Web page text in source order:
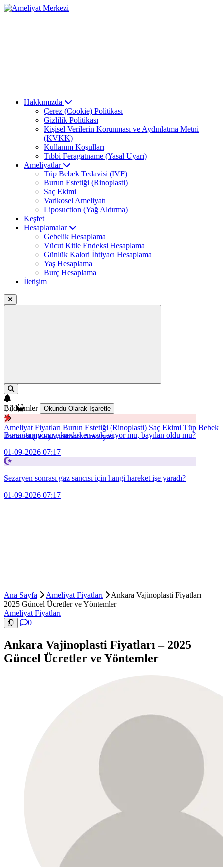
Hakkımızda
Çerez (Cookie) Politikası
Gizlilik Politikası
Kişisel Verilerin Korunması ve Aydınlatma Metni
(KVKK)
Kullanım Koşulları
Tıbbi Feragatname (Yasal Uyarı)
Ameliyatlar
Tüp Bebek Tedavisi (IVF)
Burun Estetiği (Rinoplasti)
Saç Ekimi
Varikosel Ameliyatı
Liposuction (Yağ Aldırma)
Keşfet
Hesaplamalar
Gebelik Hesaplama
Vücut Kitle Endeksi Hesaplama
Günlük Kalori İhtiyacı Hesaplama
Yaş Hesaplama
Burç Hesaplama
İletişim
Bildirimler Okundu Olarak İşaretle
Burun tamponu çıkarılırken çok acıyor mu, bayılan oldu mu?
01-09-2026 07:17
Sezaryen sonrası gaz sancısı için hangi hareket işe yaradı?
01-09-2026 07:17
Ameliyat Fiyatları Burun Estetiği (Rinoplasti) Saç Ekimi Tüp Bebek
Tedavisi (IVF)Varikosel Ameliyatı
Ana Sayfa Ameliyat Fiyatları
Ankara Vajinoplasti Fiyatları –
2025 Güncel Ücretler ve Yöntemler
Ameliyat Fiyatları
0
Ankara Vajinoplasti Fiyatları – 2025
Güncel Ücretler ve Yöntemler